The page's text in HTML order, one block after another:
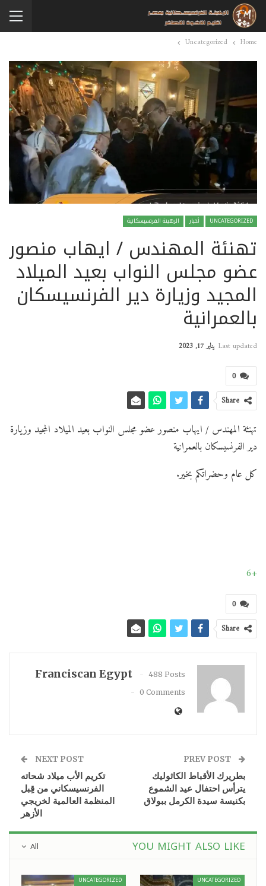
Home
Uncategorized
UNCATEGORIZED أخبار الرهبنة الفرنسيسكانية
تهنئة المهندس / ايهاب منصور
عضو مجلس النواب بعيد الميلاد
المجيد وزيارة دير الفرنسيسكان
بالعمرانية
Last updated يناير 17, 2023
0
Share
تهنئة المهندس / ايهاب منصور عضو مجلس النواب بعيد الميلاد المجيد وزيارة
دير الفرنسيسكان بالعمرانية
كل عام وحضراتكم بخير.
+6
0
Share
Franciscan Egypt
488 Posts
0 Comments
بطريرك الأقباط الكاثوليك
يترأس احتفال عيد الشموع
بكنيسة سيدة الكرمل ببولاق
NEXT POST
تكريم الأب ميلاد شحاته
الفرنسيسكاني من قِبل
المنظمة العالمية لخريجي
الأزهر
All YOU MIGHT ALSO LIKE
UNCATEGORIZED
UNCATEGORIZED